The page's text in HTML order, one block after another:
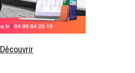
Découvrir